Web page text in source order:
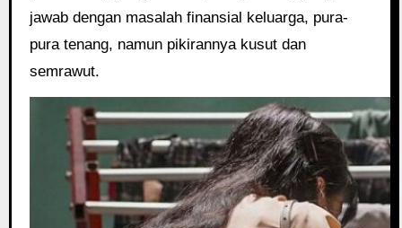
jawab dengan masalah finansial keluarga, pura-
pura tenang, namun pikirannya kusut dan
semrawut.